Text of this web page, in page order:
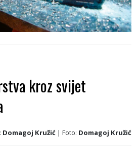
kroz svijet
Domagoj Kružić | Foto: Domagoj Kružić